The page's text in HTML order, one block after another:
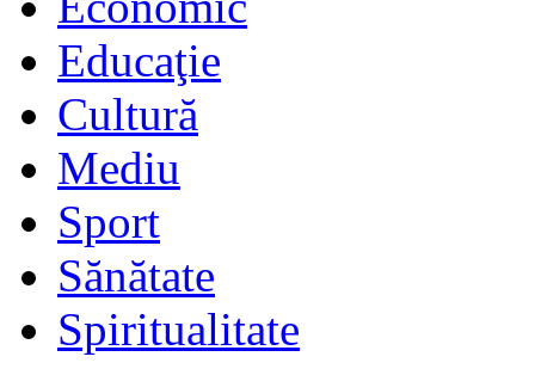
Educaţie
Cultură
Mediu
Sport
Sănătate
Spiritualitate